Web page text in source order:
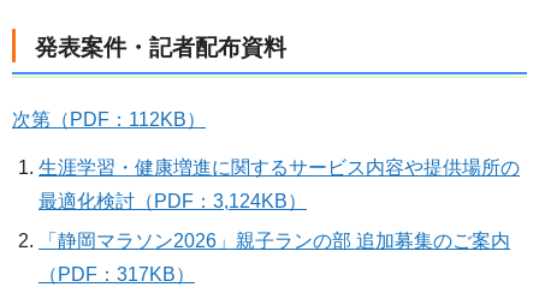
発表案件・記者配布資料
次第（PDF：112KB）
生涯学習・健康増進に関するサービス内容や提供場所の
最適化検討（PDF：3,124KB）
「静岡マラソン2026」親子ランの部 追加募集のご案内
（PDF：317KB）